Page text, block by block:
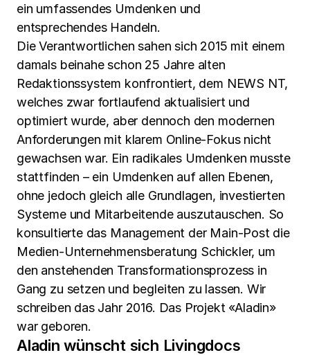
ein umfassendes Umdenken und
entsprechendes Handeln.
Die Verantwortlichen sahen sich 2015 mit einem
damals beinahe schon 25 Jahre alten
Redaktionssystem konfrontiert, dem NEWS NT,
welches zwar fortlaufend aktualisiert und
optimiert wurde, aber dennoch den modernen
Anforderungen mit klarem Online-Fokus nicht
gewachsen war. Ein radikales Umdenken musste
stattfinden – ein Umdenken auf allen Ebenen,
ohne jedoch gleich alle Grundlagen, investierten
Systeme und Mitarbeitende auszutauschen. So
konsultierte das Management der Main-Post die
Medien-Unternehmensberatung Schickler, um
den anstehenden Transformationsprozess in
Gang zu setzen und begleiten zu lassen. Wir
schreiben das Jahr 2016. Das Projekt «Aladin»
war geboren.
Aladin wünscht sich Livingdocs